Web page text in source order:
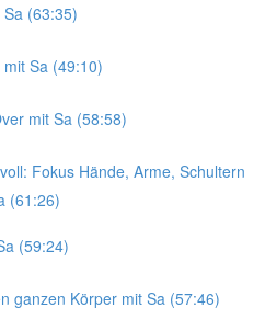
(63:35)
Sa (49:10)
mit Sa (58:58)
Fokus Hände, Arme, Schultern
(61:26)
(59:24)
ganzen Körper mit Sa (57:46)